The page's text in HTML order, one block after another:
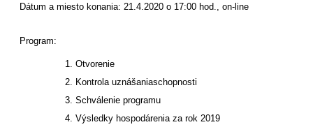
Dátum a miesto konania: 21.4.2020 o 17:00 hod., on-line
Program:
Otvorenie
Kontrola uznášaniaschopnosti
Schválenie programu
Výsledky hospodárenia za rok 2019